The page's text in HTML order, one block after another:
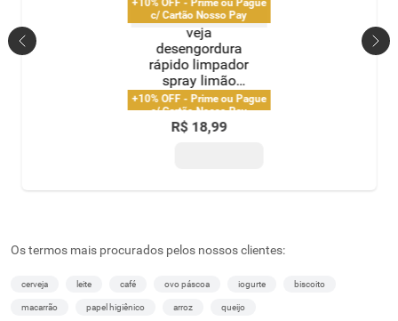
c/ Cartão Nosso Pay
veja
desengordura
rápido limpador
spray limão
500ml oferta
+10% OFF - Prime ou Pague
c/ Cartão Nosso Pay
R$ 18,99
Os termos mais procurados pelos nossos clientes:
cerveja leite café ovo páscoa iogurte biscoito
macarrão papel higiênico arroz queijo